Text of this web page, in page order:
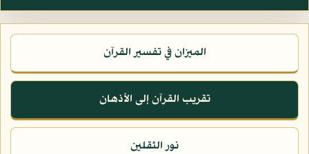
الميزان في تفسير القرآن
تقريب القرآن إلى الأذهان
نور الثقلين